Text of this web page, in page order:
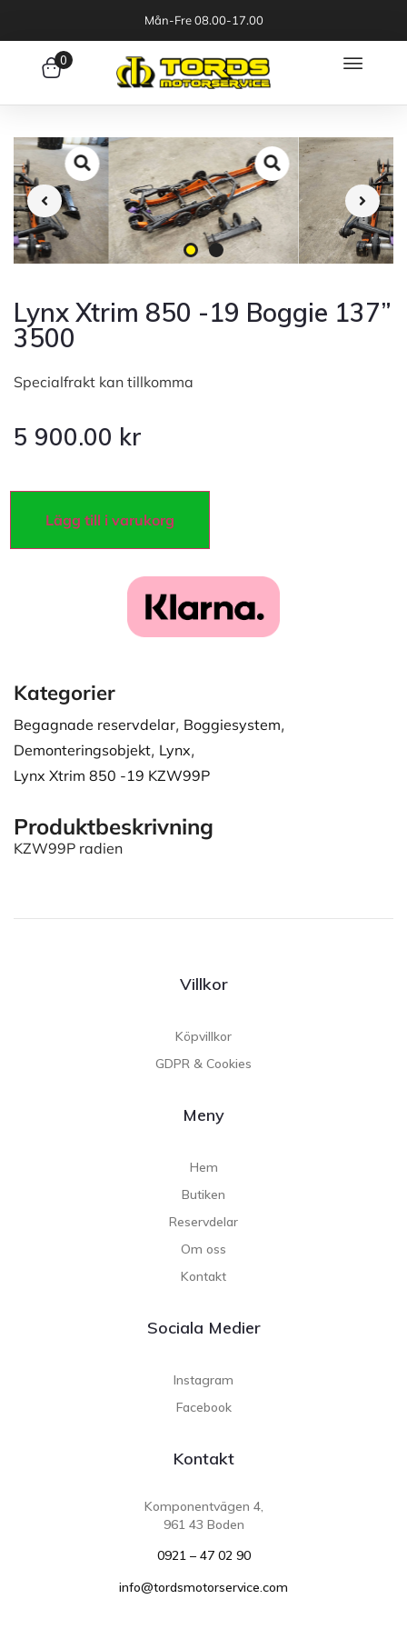
Mån-Fre 08.00-17.00
0
Lynx Xtrim 850 -19 Boggie 137”
3500
Specialfrakt kan tillkomma
5 900.00 kr
Lägg till i varukorg
Kategorier
Begagnade reservdelar, Boggiesystem,
Demonteringsobjekt, Lynx,
Lynx Xtrim 850 -19 KZW99P
Produktbeskrivning
KZW99P radien
Villkor
Köpvillkor
GDPR & Cookies
Meny
Hem
Butiken
Reservdelar
Om oss
Kontakt
Sociala Medier
Instagram
Facebook
Kontakt
Komponentvägen 4,
961 43 Boden
0921 – 47 02 90
info@tordsmotorservice.com